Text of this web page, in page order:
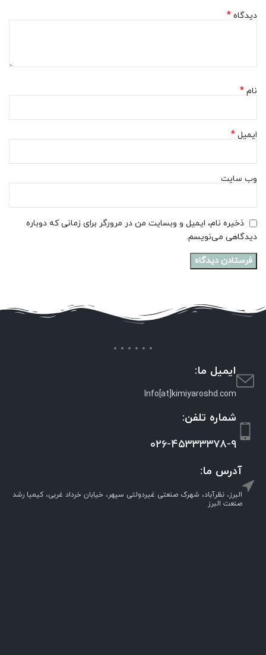
دیدگاه *
نام *
ایمیل *
وب‌ سایت
ذخیره نام، ایمیل و وبسایت من در مرورگر برای زمانی که دوباره
دیدگاهی می‌نویسم.
ایمیل ما:
Info[at]kimiyaroshd.com
شماره تلفن:
۰۲۶-۴۵۳۳۳۳۷۸-۹
آدرس ما:
البرز، نظرآباد، شهرک صنعتی غیردولتی سپهر، خیابان خرداد غربی، کیمیا رشد
صنعت البرز